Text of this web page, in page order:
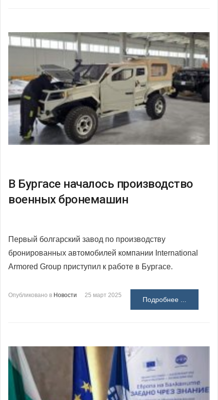
В Бургасе началось производство
военных бронемашин
Первый болгарский завод по производству
бронированных автомобилей компании International
Armored Group приступил к работе в Бургасе.
Опубликовано в Новости 25 март 2025
Подробнее ...